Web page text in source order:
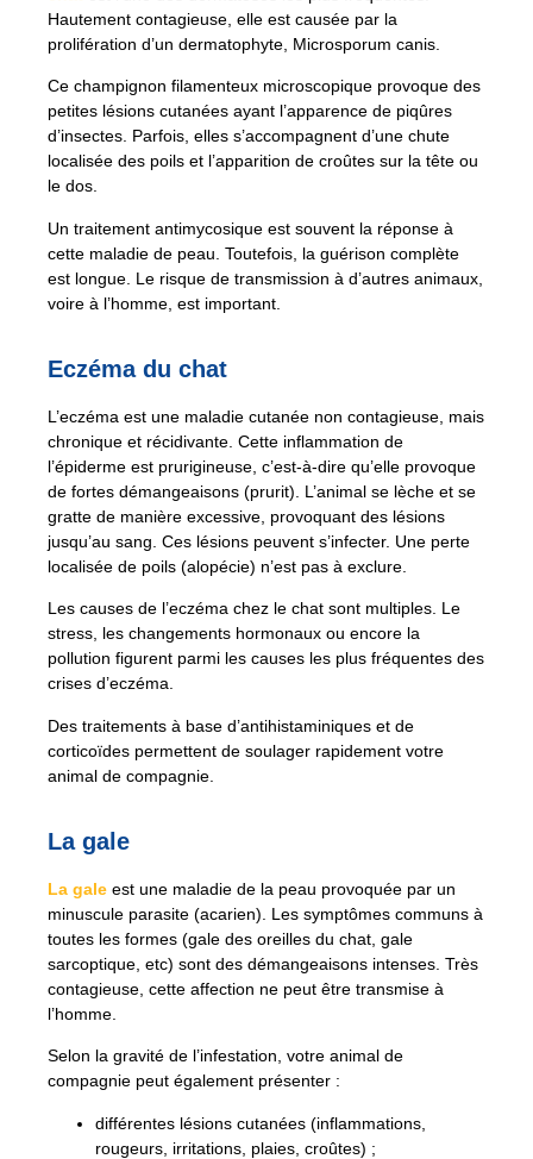
Hautement contagieuse, elle est causée par la
prolifération d’un dermatophyte, Microsporum canis.
Ce champignon filamenteux microscopique provoque des
petites lésions cutanées ayant l’apparence de piqûres
d’insectes. Parfois, elles s’accompagnent d’une chute
localisée des poils et l’apparition de croûtes sur la tête ou
le dos.
Un traitement antimycosique est souvent la réponse à
cette maladie de peau. Toutefois, la guérison complète
est longue. Le risque de transmission à d’autres animaux,
voire à l’homme, est important.
Eczéma du chat
L’eczéma est une maladie cutanée non contagieuse, mais
chronique et récidivante. Cette inflammation de
l’épiderme est prurigineuse, c’est-à-dire qu’elle provoque
de fortes démangeaisons (prurit). L’animal se lèche et se
gratte de manière excessive, provoquant des lésions
jusqu’au sang. Ces lésions peuvent s’infecter. Une perte
localisée de poils (alopécie) n’est pas à exclure.
Les causes de l’eczéma chez le chat sont multiples. Le
stress, les changements hormonaux ou encore la
pollution figurent parmi les causes les plus fréquentes des
crises d’eczéma.
Des traitements à base d’antihistaminiques et de
corticoïdes permettent de soulager rapidement votre
animal de compagnie.
La gale
La gale est une maladie de la peau provoquée par un
minuscule parasite (acarien). Les symptômes communs à
toutes les formes (gale des oreilles du chat, gale
sarcoptique, etc) sont des démangeaisons intenses. Très
contagieuse, cette affection ne peut être transmise à
l’homme.
Selon la gravité de l’infestation, votre animal de
compagnie peut également présenter :
différentes lésions cutanées (inflammations,
rougeurs, irritations, plaies, croûtes) ;